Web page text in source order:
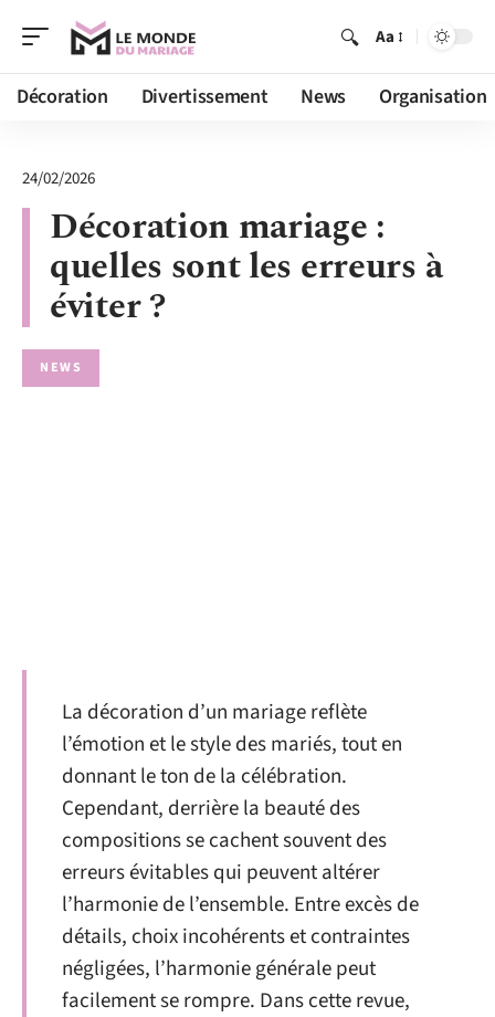
Aa
Décoration Divertissement News Organisation
24/02/2026
Décoration mariage :
quelles sont les erreurs à
éviter ?
NEWS
La décoration d’un mariage reflète
l’émotion et le style des mariés, tout en
donnant le ton de la célébration.
Cependant, derrière la beauté des
compositions se cachent souvent des
erreurs évitables qui peuvent altérer
l’harmonie de l’ensemble. Entre excès de
détails, choix incohérents et contraintes
négligées, l’harmonie générale peut
facilement se rompre. Dans cette revue,